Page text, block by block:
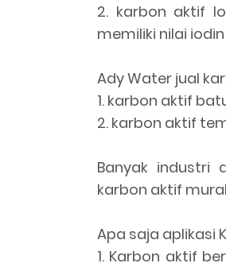
2. karbon aktif
memiliki nilai
Ady Water jual
1. karbon aktif
2. karbon aktif
Banyak industri
karbon aktif
Apa saja aplikasi
1. Karbon aktif